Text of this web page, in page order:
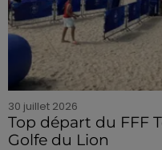
30 juillet 2026
Top départ du FFF
Golfe du Lion